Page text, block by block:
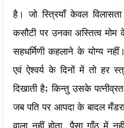
है। जो स्त्रियाँ केवल
कसौटी पर उनका अस्तित्व
सहधर्मिणी कहलाने के योग्य
एवं ऐश्वर्य के दिनों में तो हर
दिखाती है; किन्तु उसके पत्नीव्रत
जब पति पर आपदा के बादल